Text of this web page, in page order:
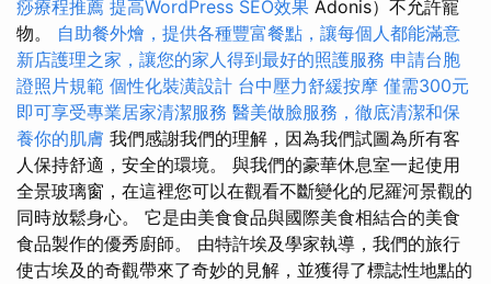
痧療程推薦 提高WordPress SEO效果 Adonis）不允許寵
物。 自助餐外燴，提供各種豐富餐點，讓每個人都能滿意
新店護理之家，讓您的家人得到最好的照護服務 申請台胞
證照片規範 個性化裝潢設計 台中壓力舒緩按摩 僅需300元
即可享受專業居家清潔服務 醫美做臉服務，徹底清潔和保
養你的肌膚 我們感謝我們的理解，因為我們試圖為所有客
人保持舒適，安全的環境。 與我們的豪華休息室一起使用
全景玻璃窗，在這裡您可以在觀看不斷變化的尼羅河景觀的
同時放鬆身心。 它是由美食食品與國際美食相結合的美食
食品製作的優秀廚師。 由特許埃及學家執導，我們的旅行
使古埃及的奇觀帶來了奇妙的見解，並獲得了標誌性地點的